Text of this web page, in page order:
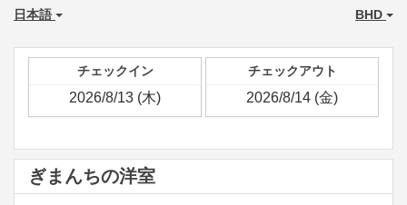
日本語 BHD
チェックイン チェックアウト
ぎまんちの洋室